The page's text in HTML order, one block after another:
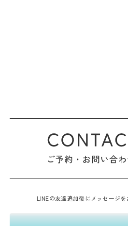
LINEの友達追加後にメッセージを